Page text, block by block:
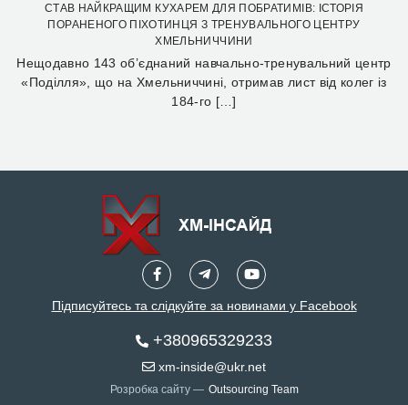
СТАВ НАЙКРАЩИМ КУХАРЕМ ДЛЯ ПОБРАТИМІВ: ІСТОРІЯ
ПОРАНЕНОГО ПІХОТИНЦЯ З ТРЕНУВАЛЬНОГО ЦЕНТРУ
ХМЕЛЬНИЧЧИНИ
Нещодавно 143 об’єднаний навчально-тренувальний центр
«Поділля», що на Хмельниччині, отримав лист від колег із
184-го […]
Підписуйтесь та слідкуйте за новинами у Facebook
+380965329233
xm-inside@ukr.net
Розробка сайту — Outsourcing Team